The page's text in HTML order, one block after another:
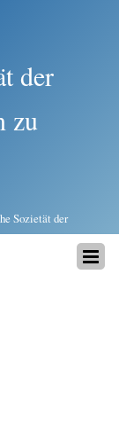
der
zu
Sozietät der